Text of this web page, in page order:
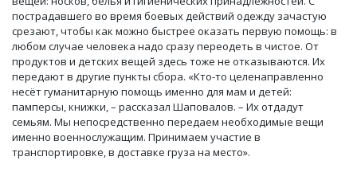
пострадавшего во время боевых действий одежду зачастую
срезают, чтобы как можно быстрее оказать первую помощь: в
любом случае человека надо сразу переодеть в чистое. От
продуктов и детских вещей здесь тоже не отказываются. Их
передают в другие пункты сбора. «Кто-то целенаправленно
несёт гуманитарную помощь именно для мам и детей:
памперсы, книжки, – рассказал Шаповалов. – Их отдадут
семьям. Мы непосредственно передаем необходимые вещи
именно военнослужащим. Принимаем участие в
транспортировке, в доставке груза на место».